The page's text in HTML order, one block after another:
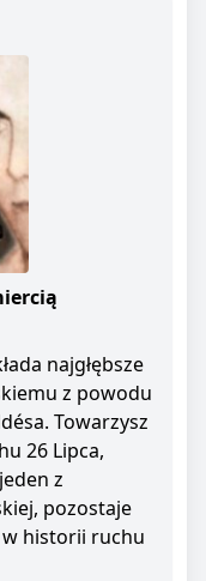
najgłębsze
z powodu
Towarzysz
26 Lipca,
z
pozostaje
w historii ruchu